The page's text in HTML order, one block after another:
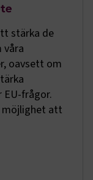
stärka de
oavsett om
EU-frågor.
möjlighet att